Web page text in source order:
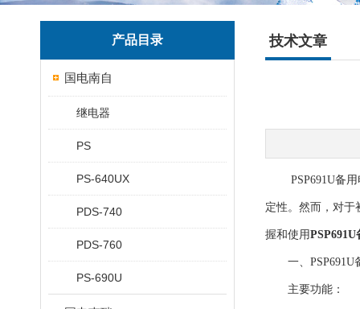
产品目录
国电南自
继电器
PS
PS-640UX
PDS-740
PDS-760
PS-690U
技术文章
PSP691U备用电
定性。然而，对于
握和使用
一、PSP691U
主要功能：